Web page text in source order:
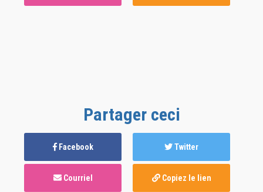
Partager ceci
Facebook Twitter
Courriel Copiez le lien